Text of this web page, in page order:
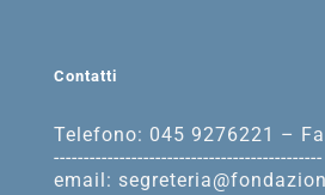
Contatti
Telefono: 045 9276221 –
---------------------------------------------
email: